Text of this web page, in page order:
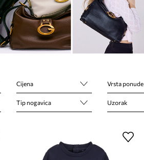
Cijena Vrsta ponude
Tip nogavica Uzorak